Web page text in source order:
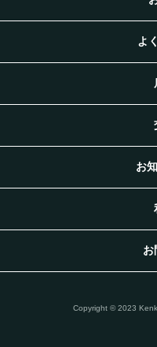
よ
お
お
Copyright © 2023